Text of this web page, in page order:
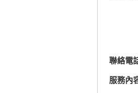
聯絡電
服務內